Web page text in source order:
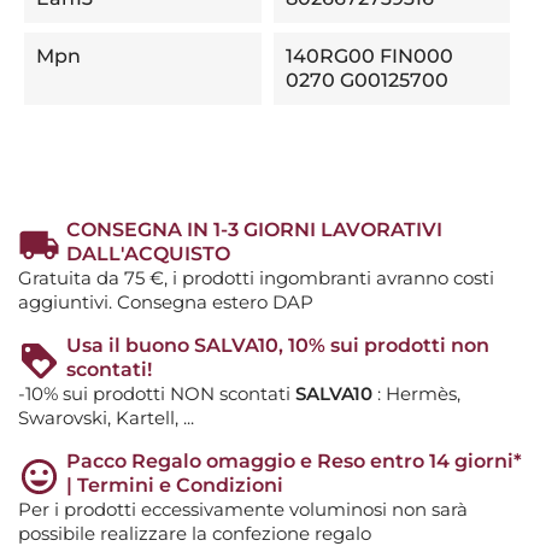
Mpn
140RG00 FIN000
0270 G00125700
CONSEGNA IN 1-3 GIORNI LAVORATIVI
DALL'ACQUISTO
Gratuita da 75 €, i prodotti ingombranti avranno costi
aggiuntivi. Consegna estero DAP
Usa il buono SALVA10, 10% sui prodotti non
scontati!
-10% sui prodotti NON scontati SALVA10 : Hermès,
Swarovski, Kartell, ...
Pacco Regalo omaggio e Reso entro 14 giorni*
| Termini e Condizioni
Per i prodotti eccessivamente voluminosi non sarà
possibile realizzare la confezione regalo